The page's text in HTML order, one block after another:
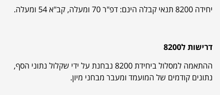
יחידה 8200 תנאי קבלה הינם: דפ"ר 70 ומעלה, קב"א 54 ומעלה.
דרישות ל8200
ההתאמה למסלול ביחידת 8200 נבחנת על ידי שקלול נתוני הסף,
נתונים קודמים של המועמד ומעבר מבחני מיון.